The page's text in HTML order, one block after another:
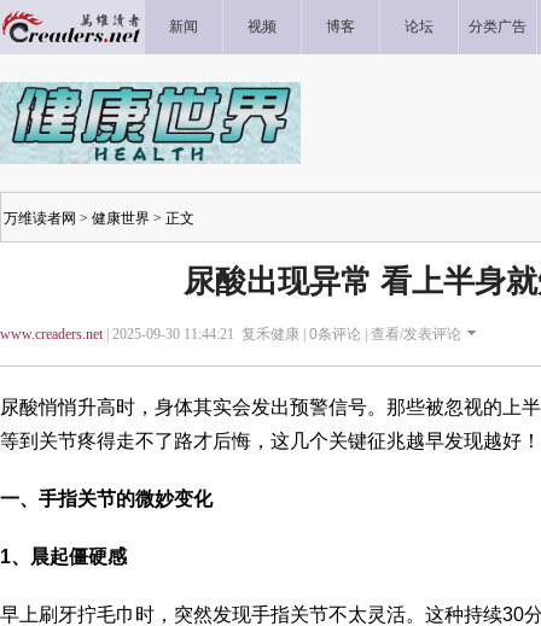
新闻 视频 博客 论坛 分类广告
万维读者网 > 健康世界 > 正文
尿酸出现异常 看上半身
www.creaders.net| 2025-09-30 11:44:21 复禾健康 | 0条评论 | 查看/发表评论
尿酸悄悄升高时，身体其实会发出预警信号。那些被忽视的上
等到关节疼得走不了路才后悔，这几个关键征兆越早发现越好！
一、手指关节的微妙变化
1、晨起僵硬感
早上刷牙拧毛巾时，突然发现手指关节不太灵活。这种持续30